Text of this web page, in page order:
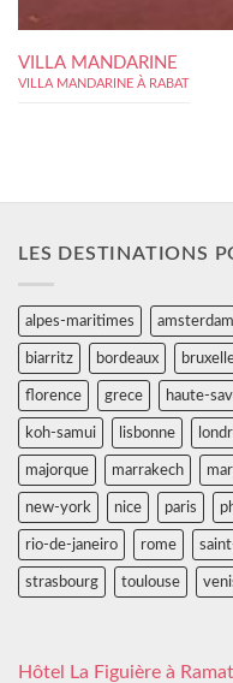
VILLA MANDARINE
VILLA MANDARINE À RABAT
LES DESTINATIONS
alpes-maritimes amsterdam
biarritz bordeaux
florence grece haute-
koh-samui lisbonne
majorque marrakech
new-york nice paris
rio-de-janeiro rome
strasbourg toulouse
Hôtel La Figuière à